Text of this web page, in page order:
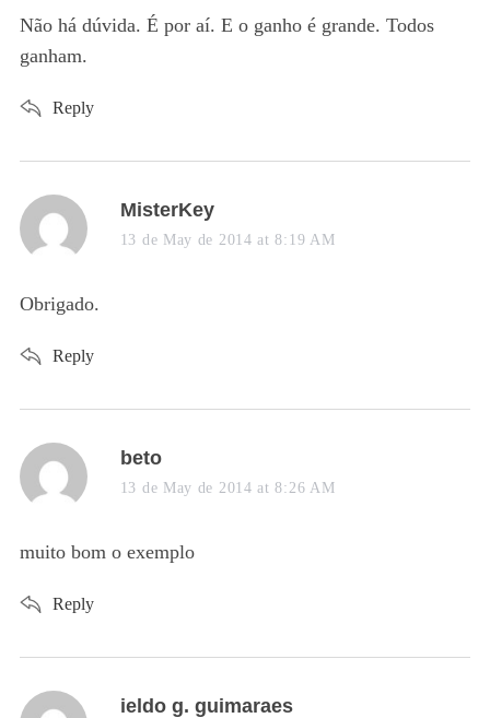
s
Não há dúvida. É por aí. E o ganho é grande. Todos
ganham.
Reply
s
a
MisterKey
13 de May de 2014 at 8:19 AM
Obrigado.
Reply
s
a
s
beto
13 de May de 2014 at 8:26 AM
muito bom o exemplo
Reply
s
ieldo g. guimaraes